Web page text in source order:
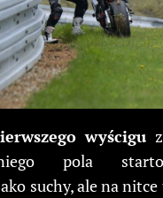
wyścigu
pola
suchy, ale na